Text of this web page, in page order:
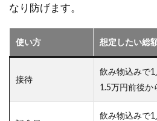
と職
ラン
スが
なり防げます。
使い方 想定したい総
接待
飲み物込みで1
1.5万円前後か
飲み物込みで1